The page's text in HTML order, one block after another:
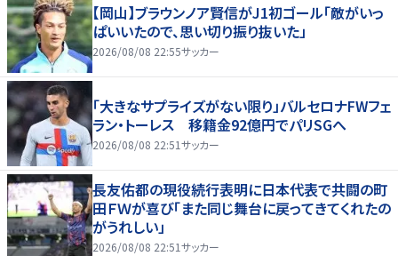
【岡山】ブラウンノア賢信がJ1初ゴール「敵がいっ
ぱいいたので、思い切り振り抜いた」
2026/08/08 22:55サッカー
「大きなサプライズがない限り」バルセロナFWフェ
ラン・トーレス 移籍金92億円でパリSGへ
2026/08/08 22:51サッカー
長友佑都の現役続行表明に日本代表で共闘の町
田ＦＷが喜び「また同じ舞台に戻ってきてくれたの
がうれしい」
2026/08/08 22:51サッカー